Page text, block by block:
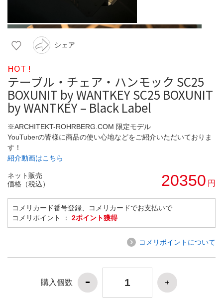
シェア
HOT !
テーブル・チェア・ハンモック SC25
BOXUNIT by WANTKEY SC25 BOXUNIT
by WANTKEY – Black Label
※ARCHITEKT-ROHRBERG.COM 限定モデル
YouTuberの皆様に商品の使い心地などをご紹介いただいておりま
す！
紹介動画はこちら
ネット販売
価格（税込）
20350 円
コメリカード番号登録、コメリカードでお支払いで
コメリポイント ： 2ポイント獲得
コメリポイントについて
購入個数